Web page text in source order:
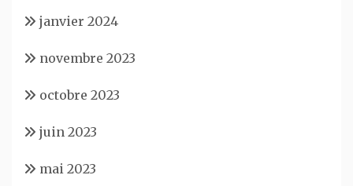
janvier 2024
novembre 2023
octobre 2023
juin 2023
mai 2023